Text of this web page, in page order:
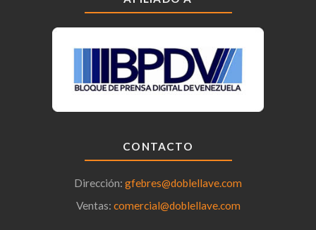
CONTACTO
Dirección: gfebres@doblellave.com
Ventas: comercial@doblellave.com